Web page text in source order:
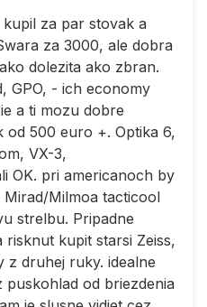
za par stovak a
za 3000, ale dobra
dolezita ako zbran.
GPO, - ich economy
a ti mozu dobre
od 500 euro +. Optika 6,
VX-3,
OK. pri americanoch by
Milmoa tacticool
strelbu. Pripadne
kupit starsi Zeiss,
z druhej ruky. idealne
od briezdenia